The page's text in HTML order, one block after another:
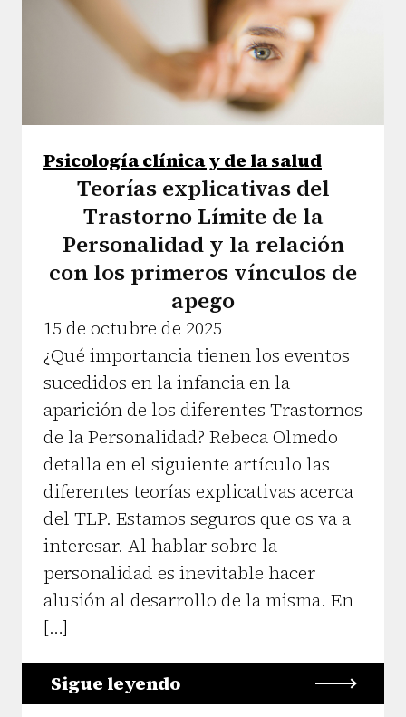
Psicología clínica y de la salud
Teorías explicativas del
Trastorno Límite de la
Personalidad y la relación
con los primeros vínculos de
apego
15 de octubre de 2025
¿Qué importancia tienen los eventos
sucedidos en la infancia en la
aparición de los diferentes Trastornos
de la Personalidad? Rebeca Olmedo
detalla en el siguiente artículo las
diferentes teorías explicativas acerca
del TLP. Estamos seguros que os va a
interesar. Al hablar sobre la
personalidad es inevitable hacer
alusión al desarrollo de la misma. En
[…]
Sigue leyendo